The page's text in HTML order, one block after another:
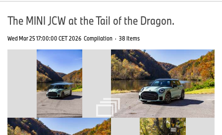
The MINI JCW at the Tail of the Dragon.
Wed Mar 25 17:00:00 CET 2026 Compilation · 38 Items